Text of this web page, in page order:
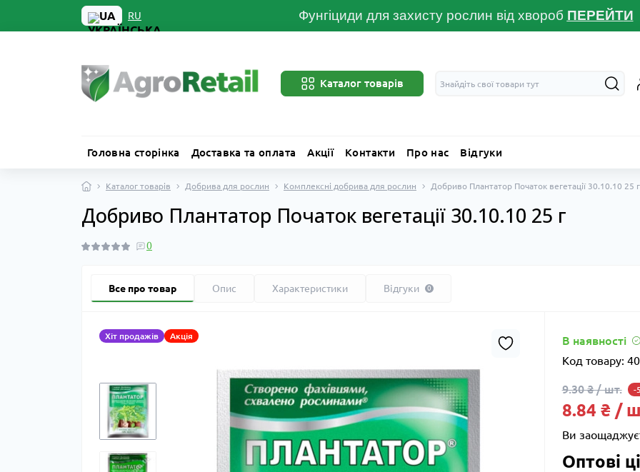
UA RU Фунгіциди для захисту рослин від хвороб ПЕРЕЙТИ
Каталог товарів
Головна сторінка Доставка та оплата Акції Контакти Про нас Відгуки
Каталог товарів Добрива для рослин Комплексні добрива для рослин Добриво Плантатор Початок вегетації 30.10.10 25 г
Добриво Плантатор Початок вегетації 30.10.10 25 г
0
Все про товар Опис Характеристики Відгуки 0
Хіт продажів Акція
В наявності
Код товару:
9.30 ₴ / шт. -
8.84 ₴ /
Ви
Оптові